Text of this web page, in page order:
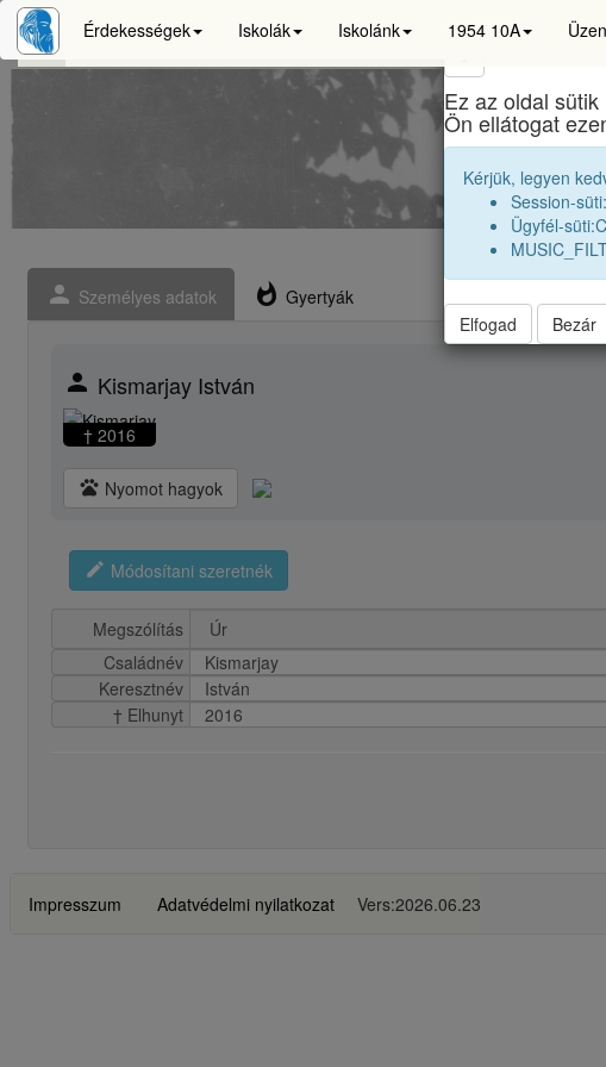
Érdekességek Iskolák Iskolánk 1954 10A
person Személyes adatok whatshot Gyertyák
person Kismarjay István
† 2016
pets Nyomot hagyok
edit Módosítani szeretnék
Megszólítás
Családnév
Kismarjay
Keresztnév
István
† Elhunyt
2016
Impresszum Adatvédelmi nyilatkozat Vers:2026.06.23
Ez az oldal
Ön ellátogat
Kérjük, legyen
Session-
Ügyfél-
Elfogad Bezár